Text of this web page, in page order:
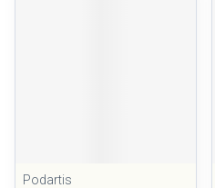
Podartis